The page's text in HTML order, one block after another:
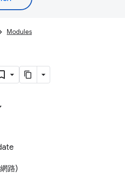
Modules
路)